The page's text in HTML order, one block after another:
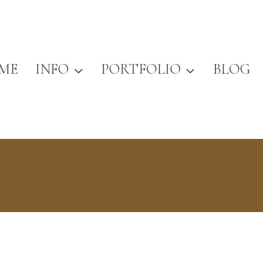
INFO PORTFOLIO BLOG